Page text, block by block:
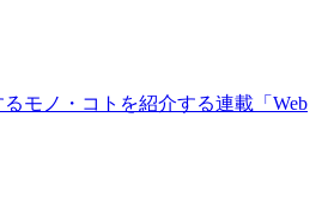
モノ・コトを紹介する連載「Web